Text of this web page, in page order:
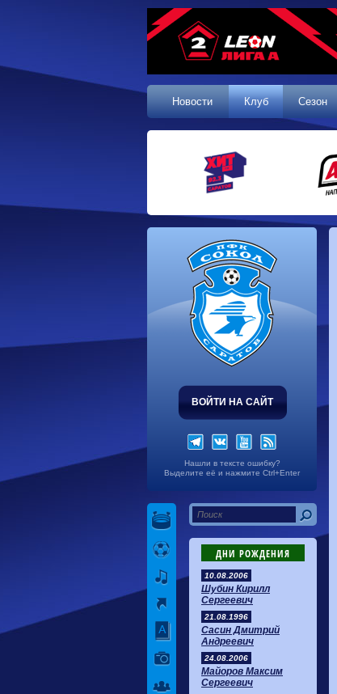
Новости Клуб Сезон
ВОЙТИ НА САЙТ
Нашли в тексте ошибку?
Выделите её и нажмите Ctrl+Enter
ДНИ РОЖДЕНИЯ
10.08.2006
Шубин Кирилл
Сергеевич
21.08.1996
Сасин Дмитрий
Андреевич
24.08.2006
Майоров Максим
Сергеевич
1 тур, 19.07.2026
1-1
Калуга
Динамо
0-0
Волгарь
0-0
Динамо-Брянск
2-1
Алания
1-2 Сибирь